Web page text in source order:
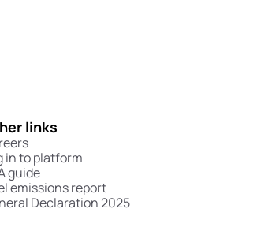
links
in to platform
guide
emissions report
Declaration 2025